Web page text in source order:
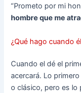
“Prometo por mi
hombre que me
¿Qué hago cuando
Cuando el dé el
acercará. Lo
o clásico, pero es lo